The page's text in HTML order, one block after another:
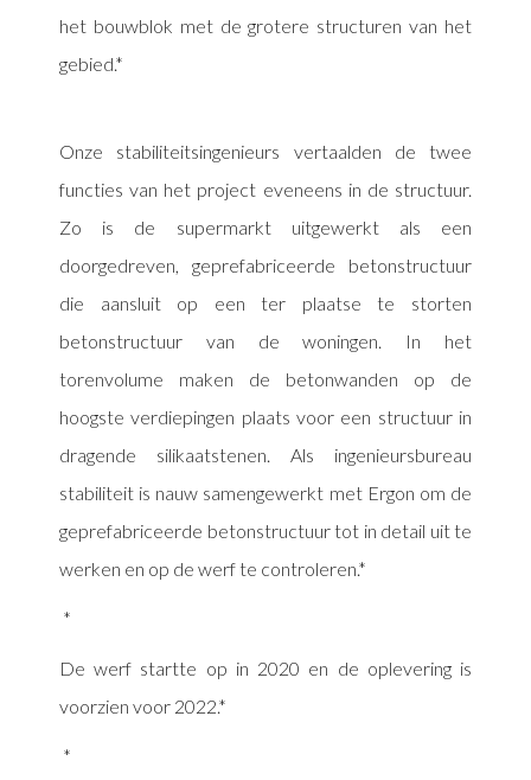
het bouwblok met de grotere structuren van het
gebied.
Onze stabiliteitsingenieurs vertaalden de twee
functies van het project eveneens in de structuur.
Zo is de supermarkt uitgewerkt als een
doorgedreven, geprefabriceerde betonstructuur
die aansluit op een ter plaatse te storten
betonstructuur van de woningen. In het
torenvolume maken de betonwanden op de
hoogste verdiepingen plaats voor een structuur in
dragende silikaatstenen. Als ingenieursbureau
stabiliteit is nauw samengewerkt met Ergon om de
geprefabriceerde betonstructuur tot in detail uit te
werken en op de werf te controleren.
De werf startte op in 2020 en de oplevering is
voorzien voor 2022.